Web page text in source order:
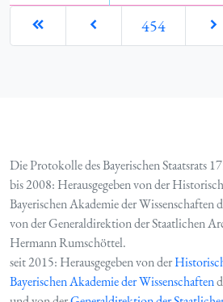
454
Die Protokolle des Bayerischen Staatsrats
bis 2008: Herausgegeben von der
Bayerischen Akademie der Wissenschaften
von der Generaldirektion der Staatlichen
Hermann Rumschöttel.
seit 2015: Herausgegeben von der
Bayerischen Akademie der Wissenschaften